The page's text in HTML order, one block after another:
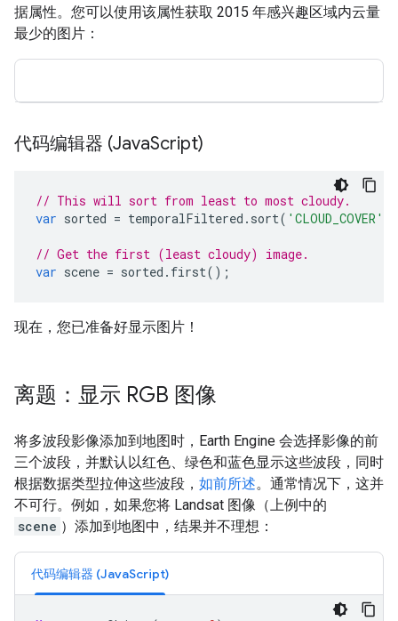
据属性。您可以使用该属性获取 2015 年感兴趣区域内云量
最少的图片：
代码编辑器 (JavaScript)
// This will sort from least to most cloudy.
var sorted = temporalFiltered . sort( 'CLOUD_COVER'
// Get the first (least cloudy) image.
var scene = sorted . first();
现在，您已准备好显示图片！
离题：显示 RGB 图像
将多波段影像添加到地图时，Earth Engine 会选择影像的前
三个波段，并默认以红色、绿色和蓝色显示这些波段，同时
根据数据类型拉伸这些波段， 如前所述。通常情况下，这并
不可行。例如，如果您将 Landsat 图像（上例中的
scene ）添加到地图中，结果并不理想：
代码编辑器 (JavaScript)